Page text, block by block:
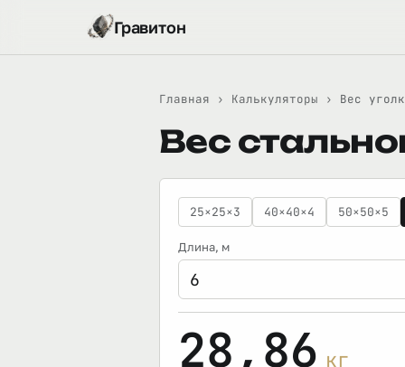
Гравитон
Главная › Калькуляторы › Вес
Вес
25×25×3 40×40×4 50×50×5
Длина, м
28,86 кг